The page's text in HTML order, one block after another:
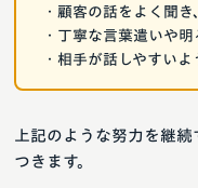
・顧客の話をよく聞
・丁寧な言葉遣いや
・相手が話しやすい
上記のような努力を継
つきます。